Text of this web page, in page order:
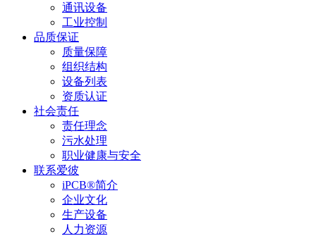
通讯设备
工业控制
品质保证
质量保障
组织结构
设备列表
资质认证
社会责任
责任理念
污水处理
职业健康与安全
联系爱彼
iPCB®简介
企业文化
生产设备
人力资源